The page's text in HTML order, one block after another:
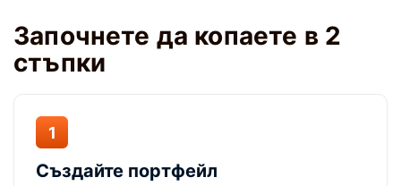
Започнете да копаете в 2
стъпки
1
Създайте портфейл